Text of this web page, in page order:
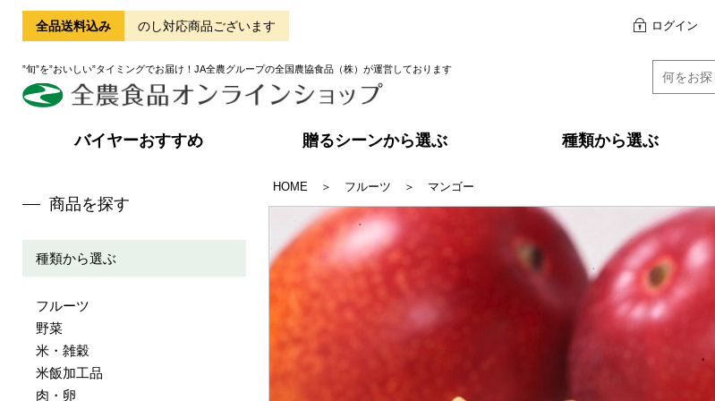
全品送料込み のし対応商品ございます
”旬”を”おいしい”タイミングでお届け！JA全農グループの全国農協食品（株）が運営しております
ログイン
バイヤーおすすめ 贈るシーンから選ぶ 種類から選ぶ
商品を探す
種類から選ぶ
フルーツ
野菜
米・雑穀
米飯加工品
肉・卵
HOME ＞ フルーツ ＞ マンゴー